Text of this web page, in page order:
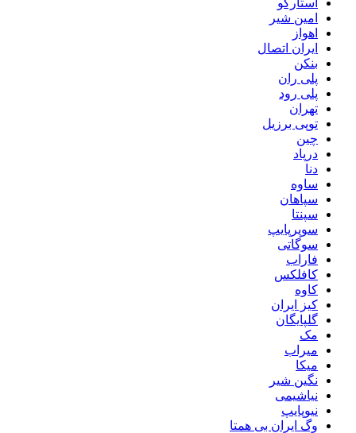
امین شیر
اهواز
ایران اتصال
بنکن
پلی ران
پلی رود
تهران
توپی برزیل
چین
درپاد
دنا
ساوه
سپاهان
سپنتا
سوپرپایپ
سوگاتی
فاراب
کافلکس
کاوه
کیز ایران
گلپایگان
مک
میراب
میکا
نگین شیر
نیاشیمی
نیوپایپ
وگ ایران بی همتا